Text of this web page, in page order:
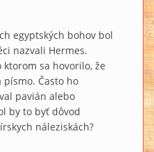
egyptských bohov bol
nazvali Hermes.
sa hovorilo, že
Často ho
pavián alebo
by to byť dôvod
náleziskách?